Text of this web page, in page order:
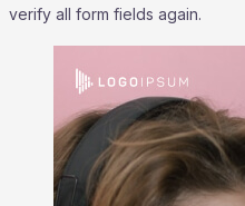
verify all form fields again.